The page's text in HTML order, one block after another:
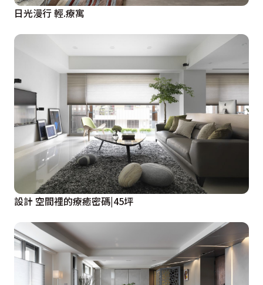
日光漫行 輕.療寓
設計 空間裡的療癒密碼|45坪